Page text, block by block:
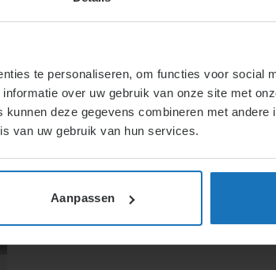
te personaliseren, om functies voor social
over uw gebruik van onze site met
deze gegevens combineren met andere
van uw gebruik van hun services.
Aanpassen
ULLI
Fiscale wijzigingen in het
Nieuws over arbeidsrecht | Datum: 29